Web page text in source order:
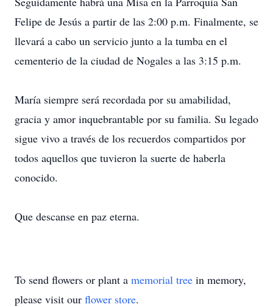
Felipe de Jesús a partir de las 2:00 p.m. Finalmente, se
llevará a cabo un servicio junto a la tumba en el
cementerio de la ciudad de Nogales a las 3:15 p.m.
María siempre será recordada por su amabilidad,
gracia y amor inquebrantable por su familia. Su legado
sigue vivo a través de los recuerdos compartidos por
todos aquellos que tuvieron la suerte de haberla
conocido.
Que descanse en paz eterna.
To send flowers or plant a memorial tree in memory,
please visit our flower store.